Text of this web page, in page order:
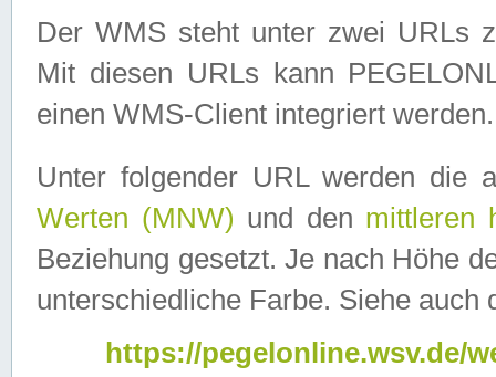
Der WMS steht unter zwei URLs
Mit diesen URLs kann
einen WMS-Client integriert werden.
Unter folgender URL werden die
Werten (MNW) und den mittleren
Beziehung gesetzt. Je nach Höhe
unterschiedliche Farbe. Siehe auch
https://pegelonline.wsv.de/